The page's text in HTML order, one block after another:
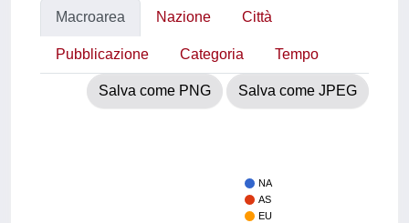
Macroarea Nazione Città
Pubblicazione Categoria Tempo
Salva come PNG Salva come JPEG
NA
AS
EU